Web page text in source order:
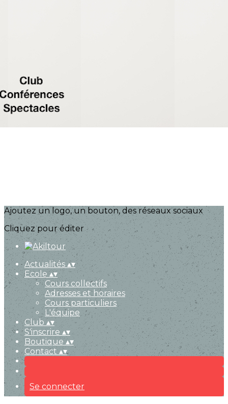
Images de la page d'accueil
Cliquez pour éditer
Ajoutez un logo, un bouton, des réseaux sociaux
Cliquez pour éditer
Actualités ▴▾
Ecole▴▾
Cours collectifs
Adresses et horaires
Cours particuliers
L'équipe
Club ▴▾
S'inscrire ▴▾
Boutique▴▾
Contact ▴▾
Se connecter